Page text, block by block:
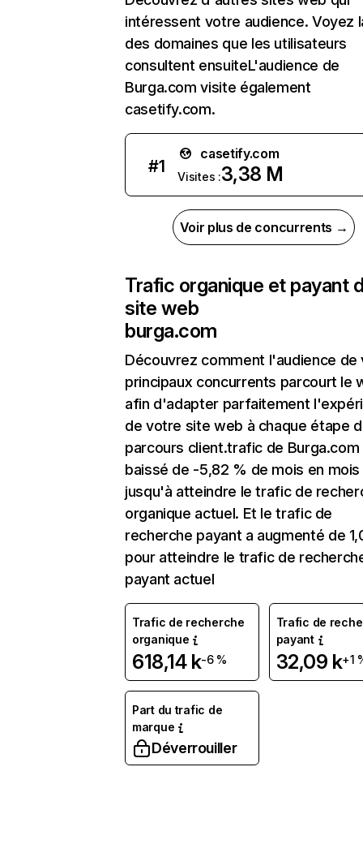
intéressent votre audience. Voyez
des domaines que les utilisateurs
consultent ensuiteL'audience de
Burga.com visite également
casetify.com.
#1
casetify.com
Visites :3,38 M
Voir plus de concurrents →
Trafic organique et payant
site web
burga.com
Découvrez comment l'audience de
principaux concurrents parcourt le
afin d'adapter parfaitement
de votre site web à chaque étape
parcours client.trafic de Burga.com
baissé de -5,82 % de mois en mois
jusqu'à atteindre le trafic de
organique actuel. Et le trafic de
recherche payant a augmenté de
pour atteindre le trafic de
payant actuel
Trafic de recherche
organique
618,14 k-6 %
Trafic de
payant
32,09 k+1
Part du trafic de
marque
Déverrouiller